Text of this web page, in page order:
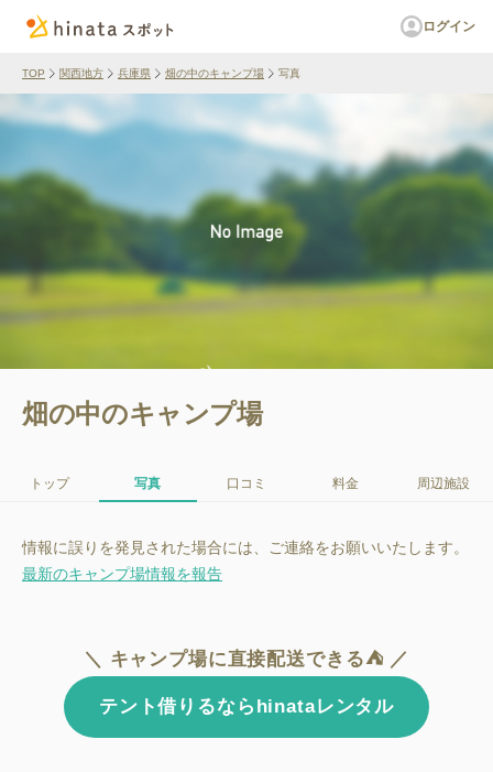
ログイン
TOP 関西地方 兵庫県 畑の中のキャンプ場 写真
畑の中のキャンプ場
トップ 写真 口コミ 料金 周辺施設
情報に誤りを発見された場合には、ご連絡をお願いいたします。
最新のキャンプ場情報を報告
＼ キャンプ場に直接配送できる⛺ ／
テント借りるならhinataレンタル